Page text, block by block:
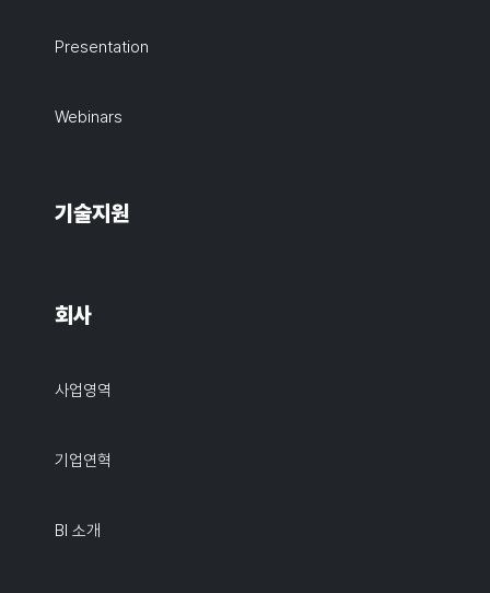
Presentation
Webinars
기술지원
회사
사업영역
기업연혁
BI 소개